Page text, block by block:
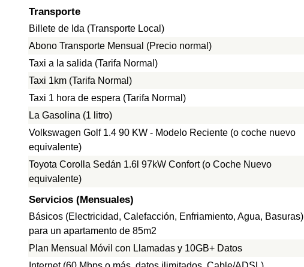
Transporte
Billete de Ida (Transporte Local)
Abono Transporte Mensual (Precio normal)
Taxi a la salida (Tarifa Normal)
Taxi 1km (Tarifa Normal)
Taxi 1 hora de espera (Tarifa Normal)
La Gasolina (1 litro)
Volkswagen Golf 1.4 90 KW - Modelo Reciente (o coche nuevo
equivalente)
Toyota Corolla Sedán 1.6l 97kW Confort (o Coche Nuevo
equivalente)
Servicios (Mensuales)
Básicos (Electricidad, Calefacción, Enfriamiento, Agua, Basuras)
para un apartamento de 85m2
Plan Mensual Móvil con Llamadas y 10GB+ Datos